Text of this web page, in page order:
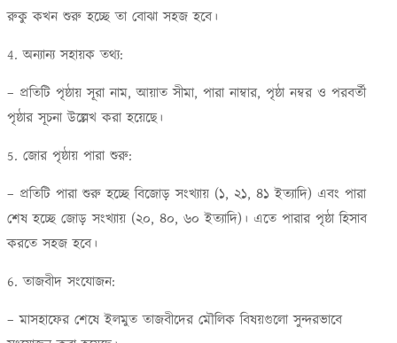
রুকু কখন শুরু হচ্ছে তা বোঝা সহজ হবে।
4. অন্যান্য সহায়ক তথ্য:
– প্রতিটি পৃষ্ঠায় সূরা নাম, আয়াত সীমা, পারা নাম্বার, পৃষ্ঠা নম্বর ও পরবর্তী
পৃষ্ঠার সূচনা উল্লেখ করা হয়েছে।
5. জোর পৃষ্ঠায় পারা শুরু:
– প্রতিটি পারা শুরু হচ্ছে বিজোড় সংখ্যায় (১, ২১, ৪১ ইত্যাদি) এবং পারা
শেষ হচ্ছে জোড় সংখ্যায় (২০, ৪০, ৬০ ইত্যাদি)। এতে পারার পৃষ্ঠা হিসাব
করতে সহজ হবে।
6. তাজবীদ সংযোজন:
– মাসহাফের শেষে ইলমুত তাজবীদের মৌলিক বিষয়গুলো সুন্দরভাবে